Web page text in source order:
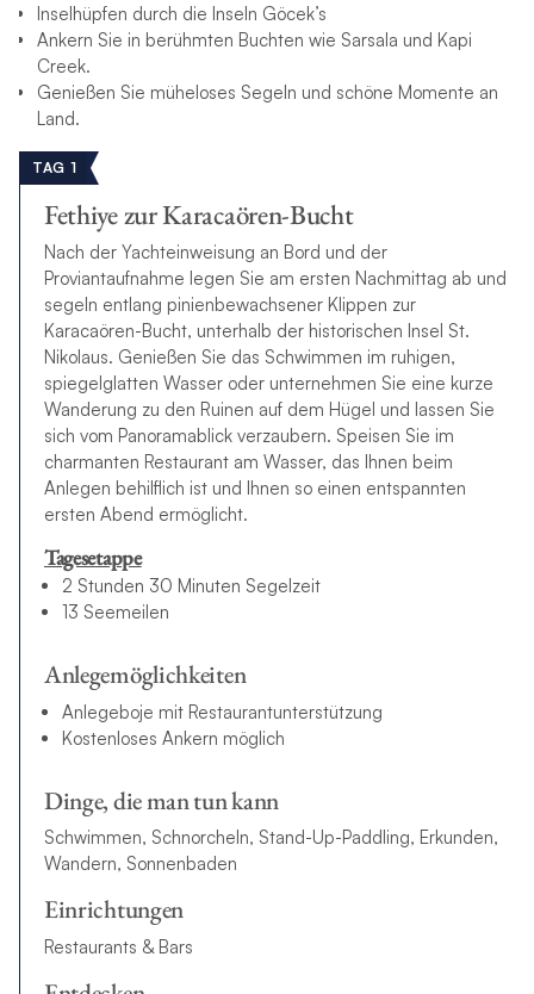
Inselhüpfen durch die Inseln Göcek’s
Ankern Sie in berühmten Buchten wie Sarsala und Kapi
Creek.
Genießen Sie müheloses Segeln und schöne Momente an
Land.
TAG 1
Fethiye zur Karacaören-Bucht
Nach der Yachteinweisung an Bord und der
Proviantaufnahme legen Sie am ersten Nachmittag ab und
segeln entlang pinienbewachsener Klippen zur
Karacaören-Bucht, unterhalb der historischen Insel St.
Nikolaus. Genießen Sie das Schwimmen im ruhigen,
spiegelglatten Wasser oder unternehmen Sie eine kurze
Wanderung zu den Ruinen auf dem Hügel und lassen Sie
sich vom Panoramablick verzaubern. Speisen Sie im
charmanten Restaurant am Wasser, das Ihnen beim
Anlegen behilflich ist und Ihnen so einen entspannten
ersten Abend ermöglicht.
Tagesetappe
2 Stunden 30 Minuten Segelzeit
13 Seemeilen
Anlegemöglichkeiten
Anlegeboje mit Restaurantunterstützung
Kostenloses Ankern möglich
Dinge, die man tun kann
Schwimmen, Schnorcheln, Stand-Up-Paddling, Erkunden,
Wandern, Sonnenbaden
Einrichtungen
Restaurants & Bars